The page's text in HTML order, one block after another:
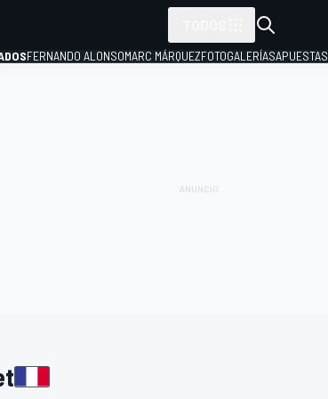
FERNANDO ALONSOMARC MÁRQUEZFOTOGALERÍASAPUESTAS